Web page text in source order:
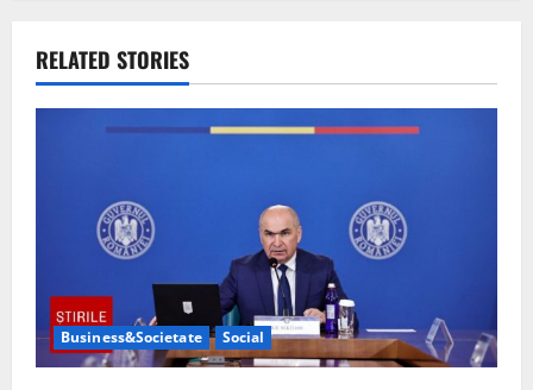
v
i
i
o
RELATED STORIES
Business&Societate Social